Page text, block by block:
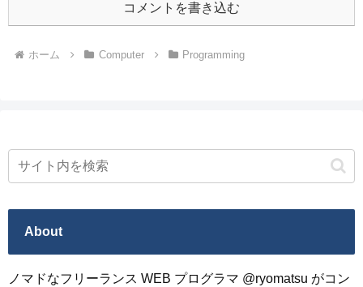
コメントを書き込む
ホーム Computer Programming
About
ノマドなフリーランス WEB プログラマ @ryomatsu がコン